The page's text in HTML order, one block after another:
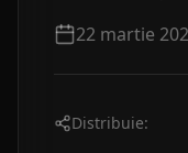
22 martie
Distribuie: